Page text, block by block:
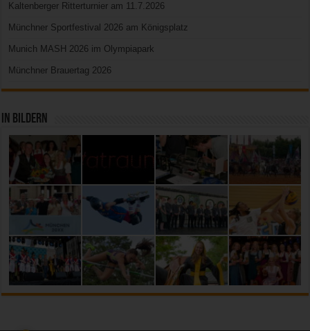
Kaltenberger Ritterturnier am 11.7.2026
Münchner Sportfestival 2026 am Königsplatz
Munich MASH 2026 im Olympiapark
Münchner Brauertag 2026
In Bildern